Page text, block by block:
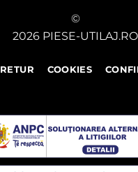
©
2026 PIESE-UTILAJ.RO
RETUR COOKIES